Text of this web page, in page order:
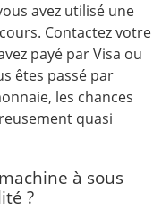
avez utilisé une
Contactez votre
payé par Visa ou
êtes passé par
les chances
quasi
à sous
?